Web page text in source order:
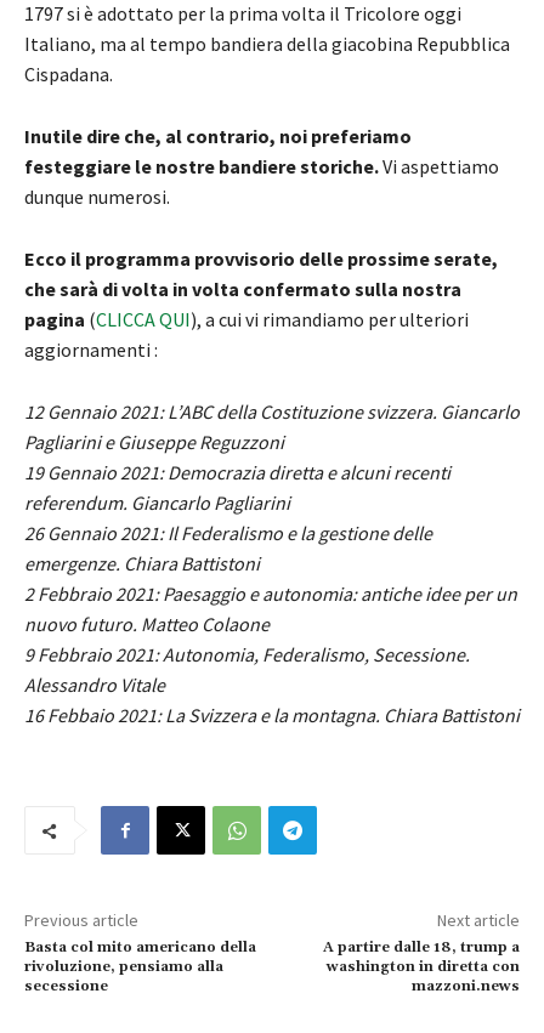
1797 si è adottato per la prima volta il Tricolore oggi
Italiano, ma al tempo bandiera della giacobina Repubblica
Cispadana.
Inutile dire che, al contrario, noi preferiamo
festeggiare le nostre bandiere storiche.Vi aspettiamo
dunque numerosi.
Ecco il programma provvisorio delle prossime serate,
che sarà di volta in volta confermato sulla nostra
pagina (CLICCA QUI), a cui vi rimandiamo per ulteriori
aggiornamenti :
12 Gennaio 2021: L’ABC della Costituzione svizzera. Giancarlo
Pagliarini e Giuseppe Reguzzoni
19 Gennaio 2021: Democrazia diretta e alcuni recenti
referendum. Giancarlo Pagliarini
26 Gennaio 2021: Il Federalismo e la gestione delle
emergenze. Chiara Battistoni
2 Febbraio 2021: Paesaggio e autonomia: antiche idee per un
nuovo futuro. Matteo Colaone
9 Febbraio 2021: Autonomia, Federalismo, Secessione.
Alessandro Vitale
16 Febbaio 2021: La Svizzera e la montagna. Chiara Battistoni
Previous article
Basta col mito americano della
rivoluzione, pensiamo alla
secessione
Next article
A partire dalle 18, trump a
washington in diretta con
mazzoni.news